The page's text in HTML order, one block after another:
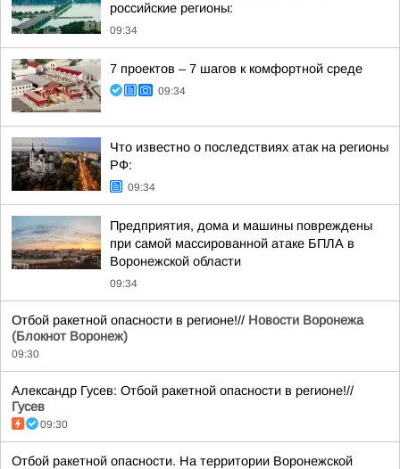
российские регионы:
09:34
7 проектов – 7 шагов к комфортной среде
09:34
Что известно о последствиях атак на регионы
РФ:
09:34
Предприятия, дома и машины повреждены
при самой массированной атаке БПЛА в
Воронежской области
09:34
Отбой ракетной опасности в регионе!// Новости Воронежа
(Блокнот Воронеж)
09:30
Александр Гусев: Отбой ракетной опасности в регионе!//
Гусев
09:30
Отбой ракетной опасности. На территории Воронежской